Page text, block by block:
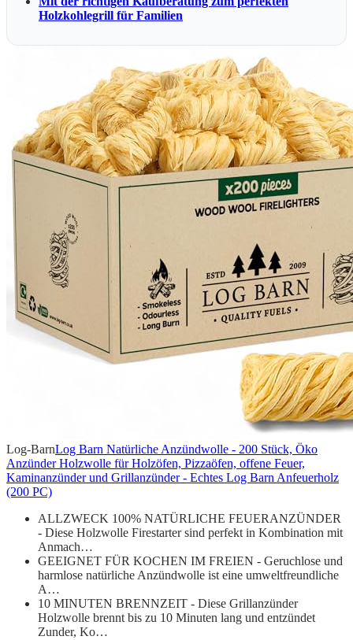
Holzkohlegrill für Familien
Log-BarnLog Barn Natürliche Anzündwolle - 200 Stück, Öko
Anzünder Holzwolle für Holzöfen, Pizzaöfen, offene Feuer,
Kaminanzünder und Grillanzünder - Echtes Log Barn Anfeuerholz
(200 PC)
ALLZWECK 100% NATÜRLICHE FEUERANZÜNDER
- Diese Holzwolle Firestarter sind perfekt in Kombination mit
Anmach…
GEEIGNET FÜR KOCHEN IM FREIEN - Geruchlose und
harmlose natürliche Anzündwolle ist eine umweltfreundliche
A…
10 MINUTEN BRENNZEIT - Diese Grillanzünder
Holzwolle brennt bis zu 10 Minuten lang und entzündet
Zunder, Ko…